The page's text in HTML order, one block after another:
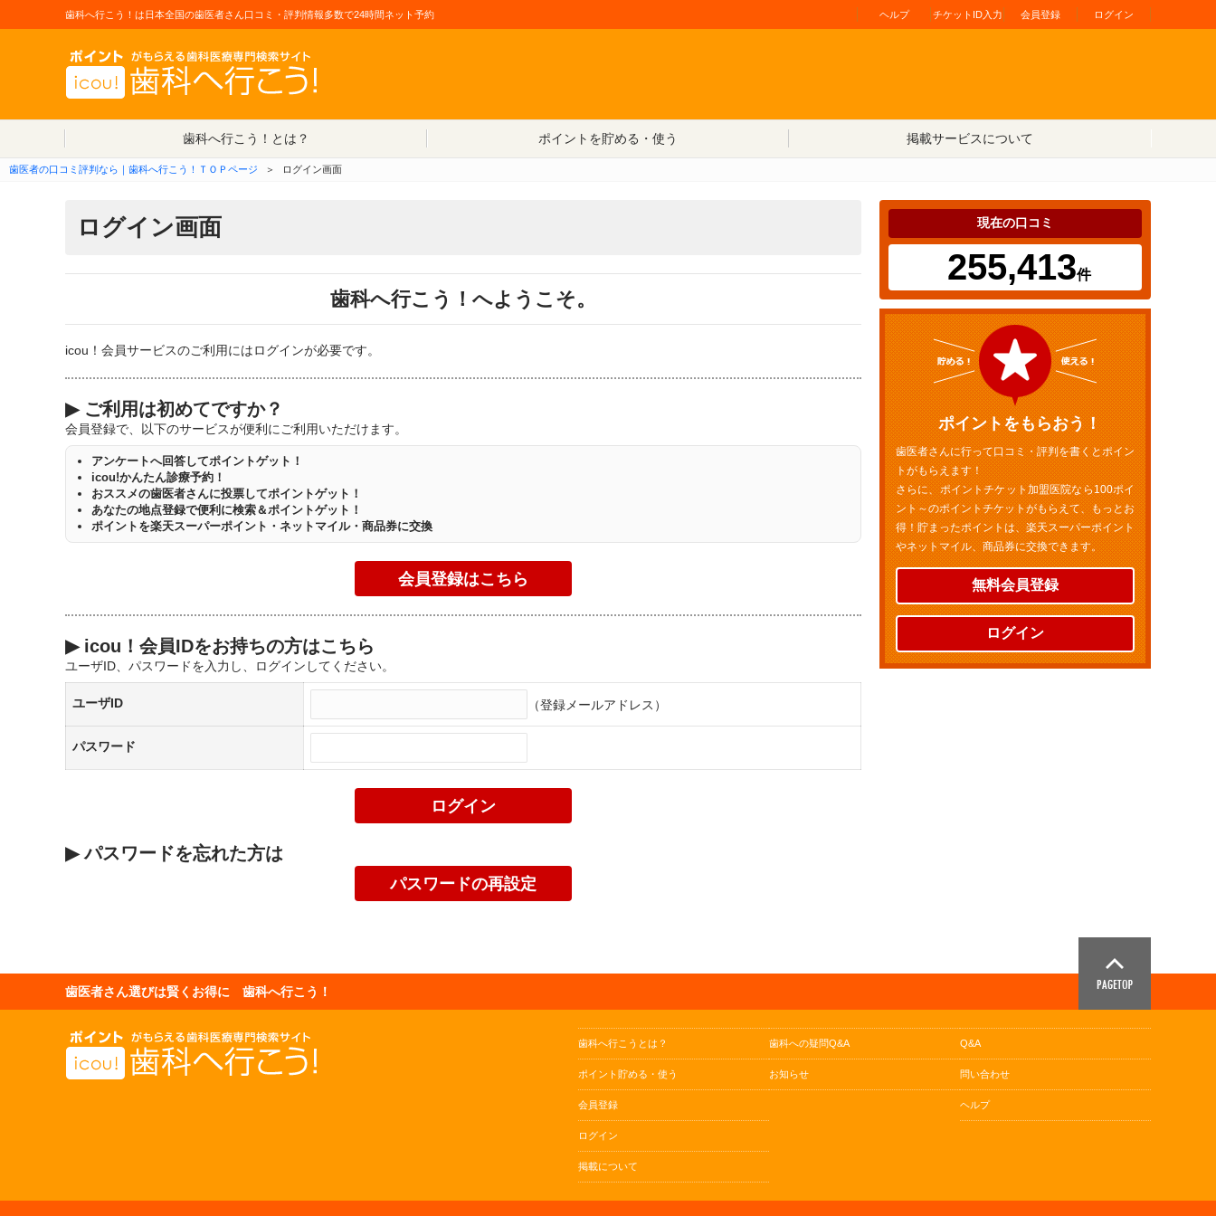
歯科へ行こう！は日本全国の歯医者さん口コミ・評判情報多数で24時間ネット予約 ヘルプ チケットID入力 会員登録 ログイン
歯科へ行こう！とは？
ポイントを貯める・使う 掲載サービスについて
歯医者の口コミ評判なら｜歯科へ行こう！ＴＯＰページ ＞ ログイン画面
ログイン画面
歯科へ行こう！へようこそ。
icou！会員サービスのご利用にはログインが必要です。
▶ ご利用は初めてですか？
会員登録で、以下のサービスが便利にご利用いただけます。
アンケートへ回答してポイントゲット！
icou!かんたん診療予約！
おススメの歯医者さんに投票してポイントゲット！
あなたの地点登録で便利に検索＆ポイントゲット！
ポイントを楽天スーパーポイント・ネットマイル・商品券に交換
▶ icou！会員IDをお持ちの方はこちら
ユーザID、パスワードを入力し、ログインしてください。
ユーザID （登録メールアドレス）
パスワード
▶ パスワードを忘れた方は
現在の口コミ
255,413件
ポイントをもらおう！
歯医者さんに行って口コミ・評判を書くとポイン
トがもらえます！
さらに、ポイントチケット加盟医院なら100ポイ
ント～のポイントチケットがもらえて、もっとお
得！貯まったポイントは、楽天スーパーポイント
やネットマイル、商品券に交換できます。
無料会員登録
ログイン
歯医者さん選びは賢くお得に 歯科へ行こう！
歯科へ行こうとは？
ポイント貯める・使う
会員登録
ログイン
掲載について
歯科への疑問Q&A
お知らせ
Q&A
問い合わせ
ヘルプ